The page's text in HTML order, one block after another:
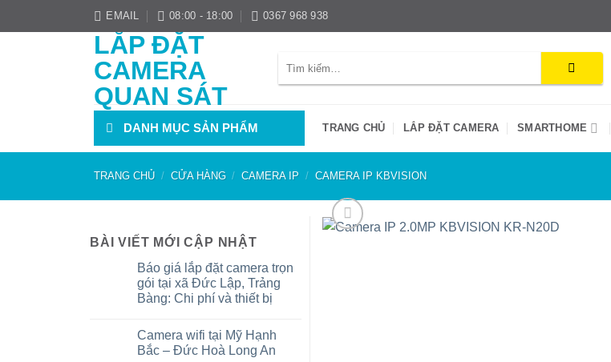
qua
EMAIL 08:00 - 18:00 0367 968 938
LẮP ĐẶT
CAMERA
QUAN SÁT
kiếm:
DANH MỤC SẢN PHẨM TRANG CHỦ LẮP ĐẶT CAMERA SMARTHOME
TRANG CHỦ / CỬA HÀNG / CAMERA IP / CAMERA IP KBVISION
BÀI VIẾT MỚI CẬP NHẬT
Báo giá lắp đặt camera trọn
gói tại xã Đức Lập, Trảng
Bàng: Chi phí và thiết bị
bình
luận
ở
Camera wifi tại Mỹ Hạnh
Bắc – Đức Hoà Long An